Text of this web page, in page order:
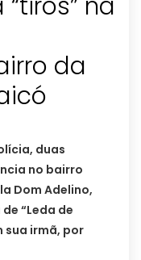
da
duas
no bairro
Dom Adelino,
“Leda de
sua irmã, por